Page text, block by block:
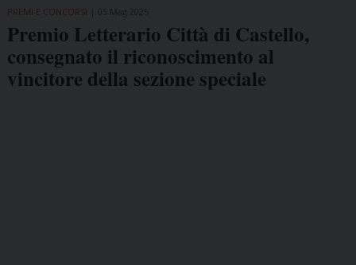
PREMI E CONCORSI
Premio Letterario Città di Castello,
consegnato il riconoscimento al
vincitore della sezione speciale